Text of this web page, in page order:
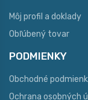
Môj profil a doklady
Obľúbený tovar
PODMIENKY
Obchodné
Ochrana osobných